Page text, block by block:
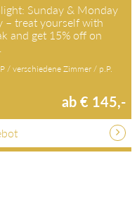
Sunday & Monday
– treat yourself with
and get 15% off on
/ verschiedene Zimmer / p.P.
ab € 145,-